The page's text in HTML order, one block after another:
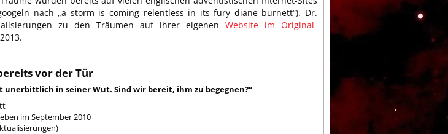
nach „a storm is coming relentless in its fury diane burnett“). Dr.
zu den Träumen auf ihrer eigenen Website im Original-
vor der Tür
unerbittlich in seiner Wut. Sind wir bereit, ihm zu begegnen?“
im September 2010